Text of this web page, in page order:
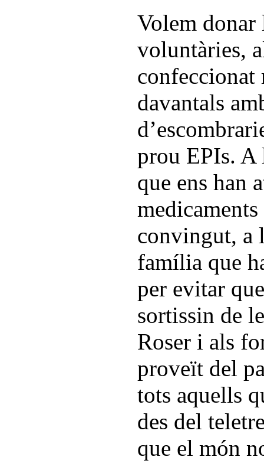
Volem donar
voluntàries,
confeccionat
davantals
prou EPIs. A
que ens han
medicaments
convingut, a
família que
per evitar
sortissin de
Roser i als
proveït del
tots aquells
des del
que el món